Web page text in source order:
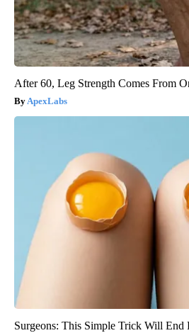
After 60, Leg Strength Comes From
ApexLabs
Surgeons: This Simple Trick Will